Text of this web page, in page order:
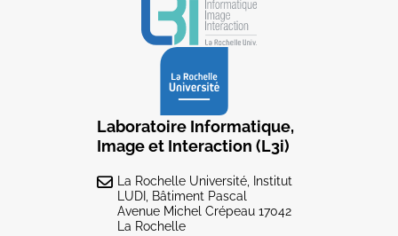
Laboratoire Informatique,
Image et Interaction (L3i)
La Rochelle Université, Institut
LUDI, Bâtiment Pascal
Avenue Michel Crépeau 17042
La Rochelle